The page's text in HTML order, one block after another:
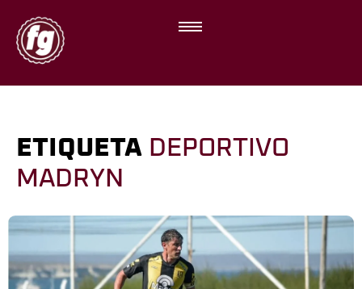
ETIQUETA DEPORTIVO
MADRYN